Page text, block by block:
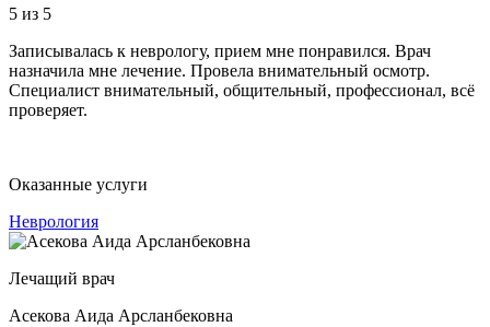
5 из 5
Записывалась к неврологу, прием мне понравился. Врач
назначила мне лечение. Провела внимательный осмотр.
Специалист внимательный, общительный, профессионал, всё
проверяет.
Оказанные услуги
Неврология
Лечащий врач
Асекова Аида Арсланбековна